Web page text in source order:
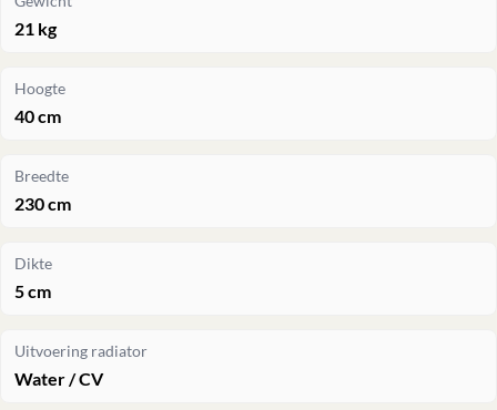
21 kg
Hoogte
40 cm
Breedte
230 cm
Dikte
5 cm
Uitvoering radiator
Water / CV